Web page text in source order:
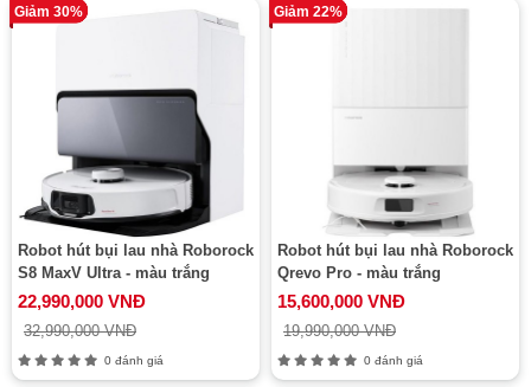
Giảm 30%
Robot hút bụi lau nhà Roborock
S8 MaxV Ultra - màu trắng
22,990,000 VNĐ
32,990,000 VNĐ
0 đánh giá
Giảm 22%
Robot hút bụi lau nhà Roborock
Qrevo Pro - màu trắng
15,600,000 VNĐ
19,990,000 VNĐ
0 đánh giá